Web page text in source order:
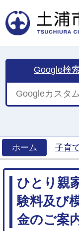
Google検
ホーム
子育
ひとり親
験料及び
金のご案